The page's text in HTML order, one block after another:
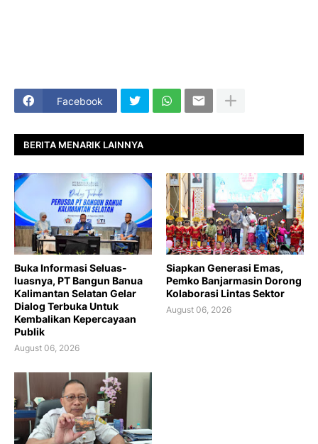
Facebook
BERITA MENARIK LAINNYA
Buka Informasi Seluas-
luasnya, PT Bangun Banua
Kalimantan Selatan Gelar
Dialog Terbuka Untuk
Kembalikan Kepercayaan
Publik
August 06, 2026
Siapkan Generasi Emas,
Pemko Banjarmasin Dorong
Kolaborasi Lintas Sektor
August 06, 2026